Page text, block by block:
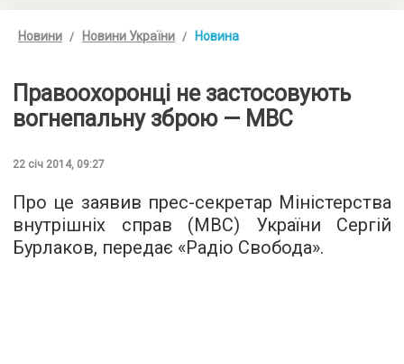
Новини Новини України Новина
Правоохоронці не застосовують
вогнепальну зброю — МВС
22 січ 2014, 09:27
Про це заявив прес-секретар Міністерства
внутрішніх справ (МВС) України Сергій
Бурлаков, передає «Радіо Свобода».